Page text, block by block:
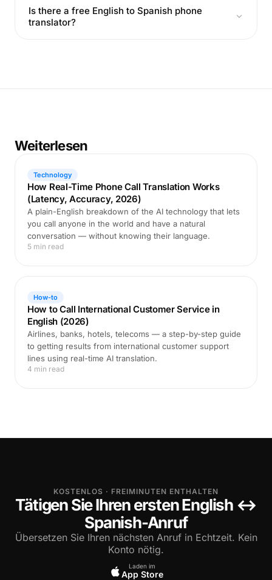
Is there a free English to Spanish phone
translator?
Weiterlesen
Technology
How Real-Time Phone Call Translation Works
(Latency, Accuracy, 2026)
A plain-English breakdown of the AI technology that lets
you call anyone in the world and have a natural
conversation — without knowing their language.
5 min read
How-to
How to Call International Customer Service in
English (2026)
Airlines, banks, hotels, telecoms — a step-by-step guide
to getting results from international customer support
lines using real-time AI translation.
4 min read
KOSTENLOS · FREIMINUTEN ENTHALTEN
Tätigen Sie Ihren ersten English ↔
Spanish-Anruf
Übersetzen Sie Ihren nächsten Anruf in Echtzeit. Kein
Konto nötig.
Laden im
App Store